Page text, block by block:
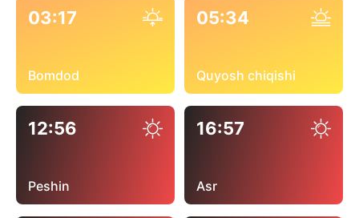
03:17
Bomdod
05:34
Quyosh chiqishi
12:56
Peshin
16:57
Asr